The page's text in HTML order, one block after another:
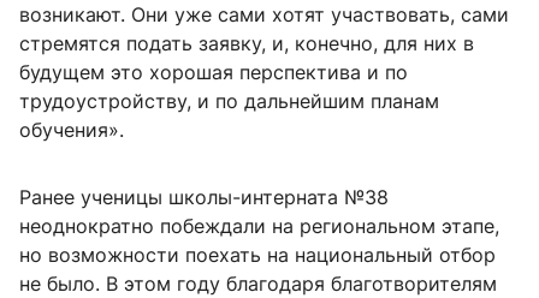
возникают. Они уже сами хотят участвовать, сами
стремятся подать заявку, и, конечно, для них в
будущем это хорошая перспектива и по
трудоустройству, и по дальнейшим планам
обучения».
Ранее ученицы школы-интерната №38
неоднократно побеждали на региональном этапе,
но возможности поехать на национальный отбор
не было. В этом году благодаря благотворителям